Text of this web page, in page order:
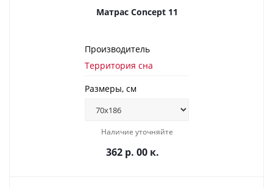
Матрас Concept 11
Производитель
Территория сна
Размеры, см
Наличие уточняйте
362 р. 00 к.